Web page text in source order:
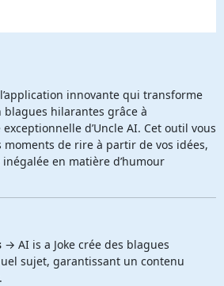
innovante qui transforme
blagues hilarantes grâce à
d’Uncle AI. Cet outil vous
de rire à partir de vos idées,
en matière d’humour
→ AI is a Joke crée des blagues
sujet, garantissant un contenu